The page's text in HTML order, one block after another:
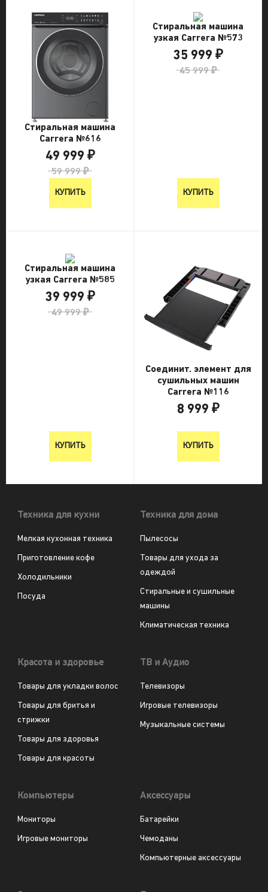
Стиральная машина
Carrera №616
49 999 ₽
59 999 ₽
КУПИТЬ
Стиральная машина
узкая Carrera №573
35 999 ₽
45 999 ₽
КУПИТЬ
Стиральная машина
узкая Carrera №585
39 999 ₽
49 999 ₽
КУПИТЬ
Соединит. элемент для
сушильных машин
Carrera №116
8 999 ₽
КУПИТЬ
Техника для кухни
Мелкая кухонная техника
Приготовление кофе
Холодильники
Посуда
Техника для дома
Пылесосы
Товары для ухода за
одеждой
Стиральные и сушильные
машины
Климатическая техника
Красота и здоровье
Товары для укладки волос
Товары для бритья и
стрижки
Товары для здоровья
Товары для красоты
ТВ и Аудио
Телевизоры
Игровые телевизоры
Музыкальные системы
Компьютеры
Мониторы
Игровые мониторы
Аксессуары
Батарейки
Чемоданы
Компьютерные аксессуары